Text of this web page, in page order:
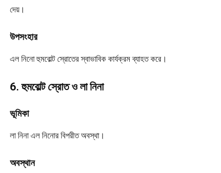
দেয়।
উপসংহার
এল নিনো হুমবোল্ট স্রোতের স্বাভাবিক কার্যক্রম ব্যাহত করে।
6. হুমবোল্ট স্রোত ও লা নিনা
ভূমিকা
লা নিনা এল নিনোর বিপরীত অবস্থা।
অবস্থান